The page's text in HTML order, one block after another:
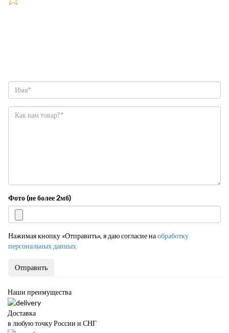
Фото (не более 2мб)
Нажимая кнопку «Отправить», я даю согласие наобработку
персональных данных
Отправить
Наши преимущества
Доставка
в любую точку России и СНГ